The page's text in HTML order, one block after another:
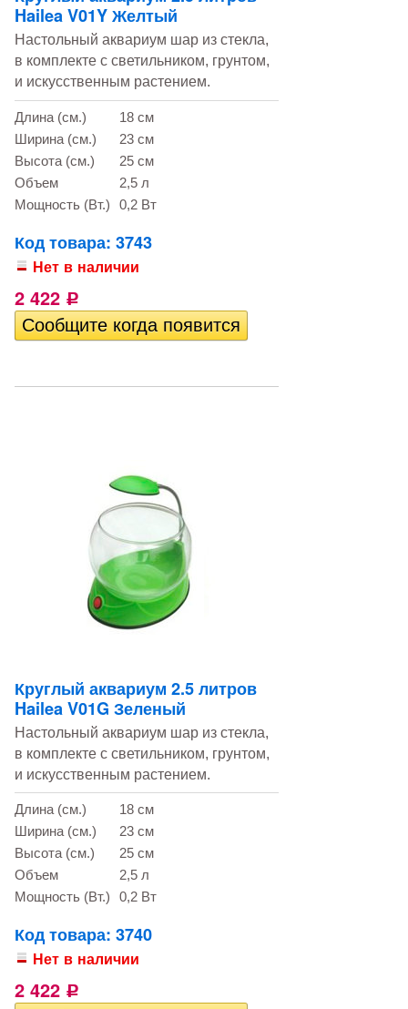
Hailea V01Y Желтый
Настольный аквариум шар из стекла,
в комплекте с светильником, грунтом,
и искусственным растением.
Длина (см.)
18 см
Ширина (см.)
23 см
Высота (см.)
25 см
Объем
2,5 л
Мощность (Вт.)
0,2 Вт
Код товара: 3743
Нет в наличии
2 422 Р
Круглый аквариум 2.5 литров
Hailea V01G Зеленый
Настольный аквариум шар из стекла,
в комплекте с светильником, грунтом,
и искусственным растением.
Длина (см.)
18 см
Ширина (см.)
23 см
Высота (см.)
25 см
Объем
2,5 л
Мощность (Вт.)
0,2 Вт
Код товара: 3740
Нет в наличии
2 422 Р